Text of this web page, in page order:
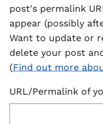
post's permalink
appear (possibly
Want to update or
delete your post
(Find out more
URL/Permalink of